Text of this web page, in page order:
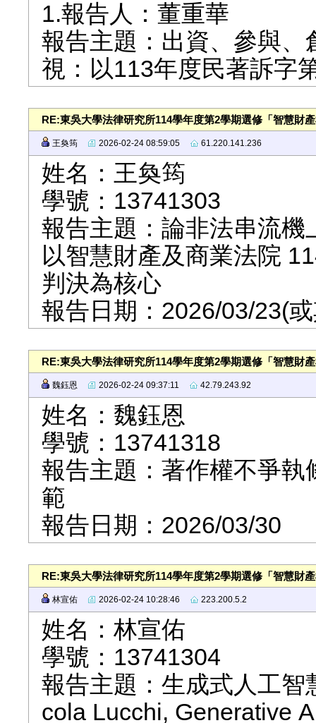
1.報告人：董重華
報告主題：出資、參與
視：以113年度民著訴字
RE:東吳大學法律研究所114學年度第2學期選修「智慧財
王奐筠 2026-02-24 08:59:05 61.220.141.236
姓名：王奐筠
學號：13741303
報告主題：論非法串流
以智慧財產及商業法院
判決為核心
報告日期：2026/03/23(
RE:東吳大學法律研究所114學年度第2學期選修「智慧財
魏鈺恩 2026-02-24 09:37:11 42.79.243.92
姓名：魏鈺恩
學號：13741318
報告主題：著作權不爭
範
報告日期：2026/03/30
RE:東吳大學法律研究所114學年度第2學期選修「智慧財
林宣佑 2026-02-24 10:28:46 223.200.5.2
姓名：林宣佑
學號：13741304
報告主題：生成式人工
cola Lucchi, Generative